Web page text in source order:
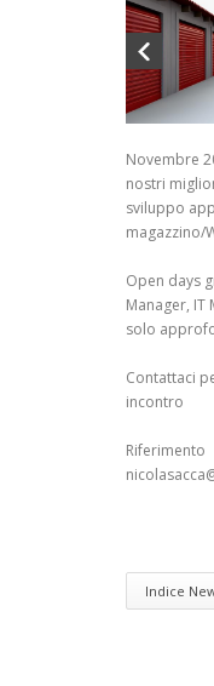
Novembre
nostri
sviluppo
magazzino/
Open days
Manager, IT
solo
Contattaci
incontro
Riferimento
Indice